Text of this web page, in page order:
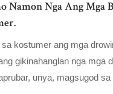
Namon Nga Ang Mga
kostumer ang mga
gikinahanglan nga mga
unya, magsugod